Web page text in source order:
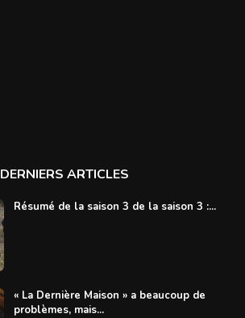
DERNIERS ARTICLES
Résumé de la saison 3 de la saison 3 :...
« La Dernière Maison » a beaucoup de
problèmes, mais...